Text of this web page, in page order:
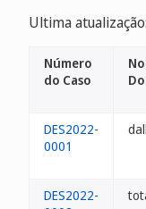
Ultima
Número
do Caso
DES2022-
0001
DES2022-